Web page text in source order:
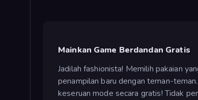
Mainkan Game Berdandan Gratis
Jadilah fashionista! Memilih pakaian
penampilan baru dengan teman-
keseruan mode secara gratis! Tidak